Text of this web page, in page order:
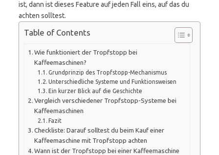
ist, dann ist dieses Feature auf jeden Fall eins, auf das du
achten solltest.
Table of Contents
Wie funktioniert der Tropfstopp bei
Kaffeemaschinen?
Grundprinzip des Tropfstopp-Mechanismus
Unterschiedliche Systeme und Funktionsweisen
Ein kurzer Blick auf die Geschichte
Vergleich verschiedener Tropfstopp-Systeme bei
Kaffeemaschinen
Fazit
Checkliste: Darauf solltest du beim Kauf einer
Kaffeemaschine mit Tropfstopp achten
Wann ist der Tropfstopp bei einer Kaffeemaschine